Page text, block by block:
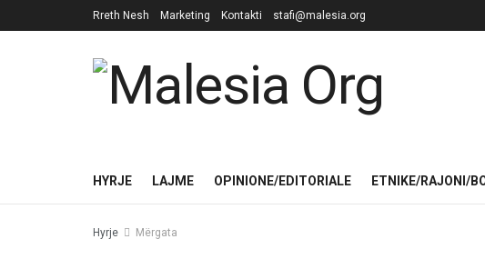
Rreth Nesh Marketing Kontakti stafi@malesia.org
HYRJE LAJME OPINIONE/EDITORIALE ETNIKE/RAJONI/
Hyrje Mërgata